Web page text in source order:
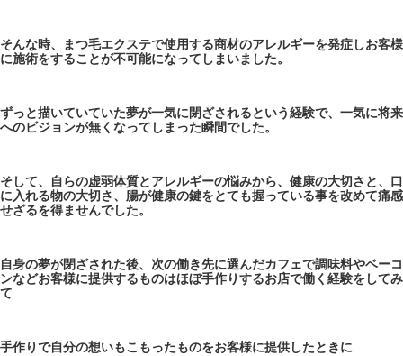
そんな時、まつ毛エクステで使用する商材のアレルギーを発症しお客様
に施術をすることが不可能になってしまいました。
ずっと描いていていた夢が一気に閉ざされるという経験で、一気に将来
へのビジョンが無くなってしまった瞬間でした。
そして、自らの虚弱体質とアレルギーの悩みから、健康の大切さと、口
に入れる物の大切さ、腸が健康の鍵をとても握っている事を改めて痛感
せざるを得ませんでした。
自身の夢が閉ざされた後、次の働き先に選んだカフェで調味料やベーコ
ンなどお客様に提供するものはほぼ手作りするお店で働く経験をしてみ
て
手作りで自分の想いもこもったものをお客様に提供したときに